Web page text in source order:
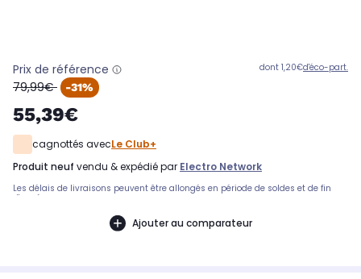
Prix de référence
oldPrice
79,99€ -31%
55,39€
dont 1,20€d'éco-part.
cagnottés avecLe Club+
produit neuf vendu & expédié par Electro Network
Les délais de livraisons peuvent être allongés en période de soldes et de fin
d'année.
Ajouter au comparateur